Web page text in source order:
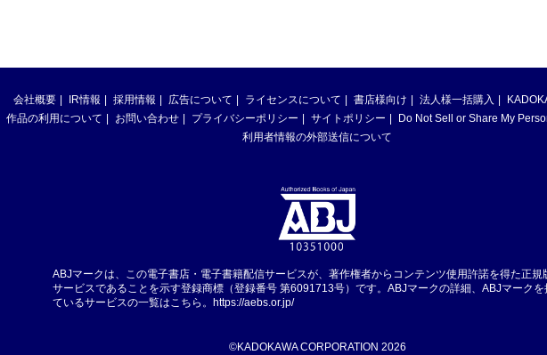
会社概要 IR情報 採用情報 広告について ライセンスについて 書店様向け 法人様一括購入
作品の利用について
お問い合わせ プライバシーポリシー サイトポリシー
Do Not Sell or Share My
利用者情報の外部送信について
ABJマークは、この電子書店・電子書籍配信サービスが、著作権者からコンテンツ使用許諾を得た正規
サービスであることを示す登録商標（登録番号 第6091713号）です。ABJマークの詳細、ABJマークを
ているサービスの一覧はこちら。 https://aebs.or.jp/
©KADOKAWA CORPORATION 2026